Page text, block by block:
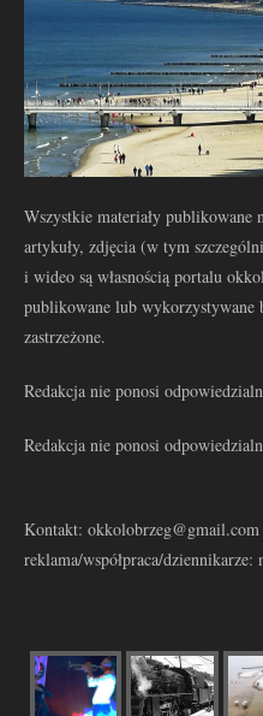
Wszystkie materiały
artykuły, zdjęcia (w tym
i wideo są własnością portalu
publikowane lub wykorzystywane
zastrzeżone.
Redakcja nie ponosi
Redakcja nie ponosi
Kontakt: okkolobrzeg@gmail.com
reklama/współpraca/dziennikarze: